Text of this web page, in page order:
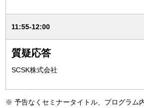
11:55-12:00
質疑応答
SCSK株式会社
※ 予告なくセミナータイトル、プログラム